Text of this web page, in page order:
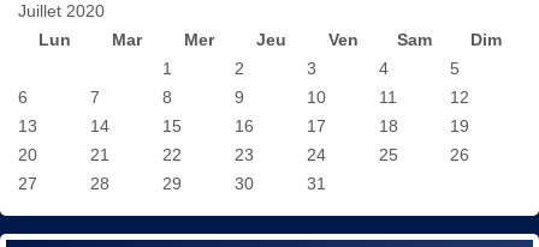
Juillet 2020
Lun
Mar Mer Jeu Ven Sam
Dim
1
2 3 4
5
6
7 8 9 10 11
12
13
14 15 16 17 18
19
20
21 22 23 24 25
26
27
28 29 30 31